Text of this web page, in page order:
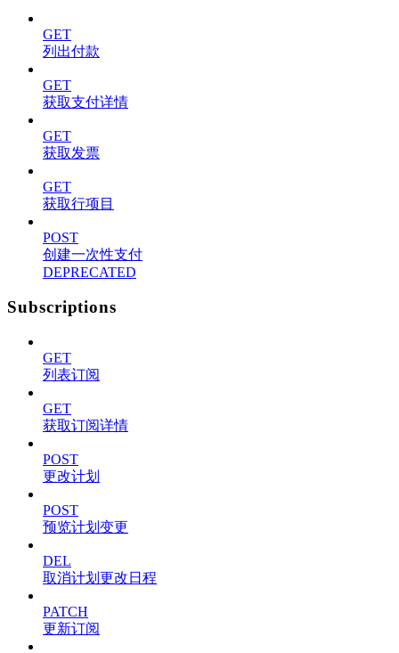
GET
列出付款
GET
获取支付详情
GET
获取发票
GET
获取行项目
POST
创建一次性支付
DEPRECATED
Subscriptions
GET
列表订阅
GET
获取订阅详情
POST
更改计划
POST
预览计划变更
DEL
取消计划更改日程
PATCH
更新订阅